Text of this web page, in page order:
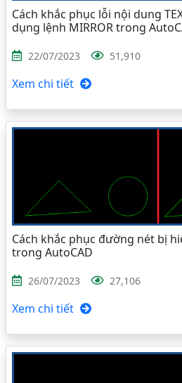
Cách khắc phục lỗi nội dung
dụng lệnh MIRROR trong
22/07/2023 51,910
Xem chi tiết
Cách khắc phục đường nét bị
trong AutoCAD
26/07/2023 27,106
Xem chi tiết